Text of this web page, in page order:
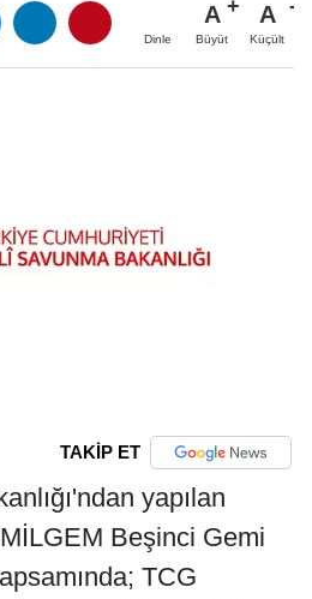
Dinle
A
Büyüt
A
Küçült
TAKİP ET
yapılan
Beşinci Gemi
TCG